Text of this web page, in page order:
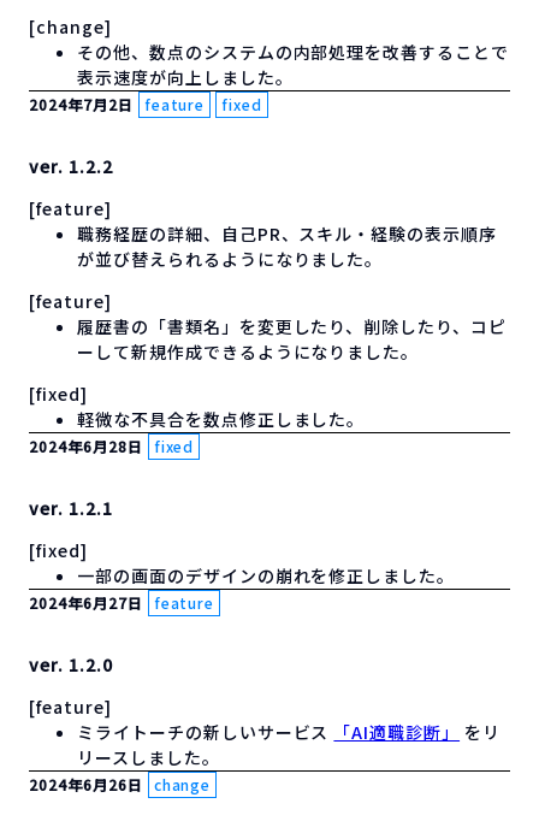
[change]
その他、数点のシステムの内部処理を改善することで
表示速度が向上しました。
2024年7月2日 feature fixed
ver. 1.2.2
[feature]
職務経歴の詳細、自己PR、スキル・経験の表示順序
が並び替えられるようになりました。
[feature]
履歴書の「書類名」を変更したり、削除したり、コピ
ーして新規作成できるようになりました。
[fixed]
軽微な不具合を数点修正しました。
2024年6月28日 fixed
ver. 1.2.1
[fixed]
一部の画面のデザインの崩れを修正しました。
2024年6月27日 feature
ver. 1.2.0
[feature]
ミライトーチの新しいサービス
「AI適職診断」
をリ
リースしました。
2024年6月26日 change